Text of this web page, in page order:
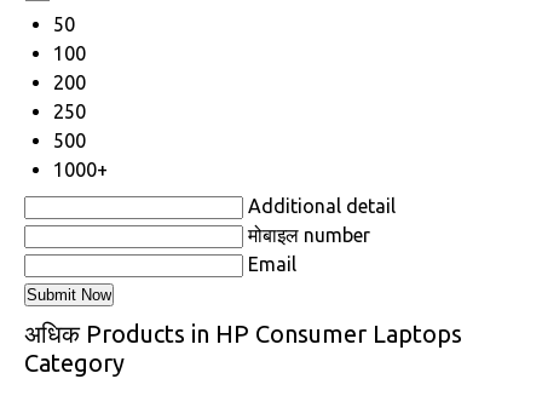
50
100
200
250
500
1000+
Additional detail
मोबाइल number
Email
अधिक Products in HP Consumer Laptops
Category